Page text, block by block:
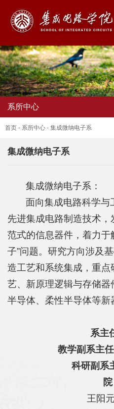
院
况
系
所
系所中心
首页 - 系所中心 - 集成微纳电子系
集成微纳电子系
集成微纳电子系：
面向集成电路科学与
先进集成电路制造技术
范式的信息器件，着力于
子”问题。研究方向涉及
造工艺和系统集成，重点
艺、新原理逻辑与存储
半导体、柔性半导体等新
系主
教学副系主任
科研副系
王阳